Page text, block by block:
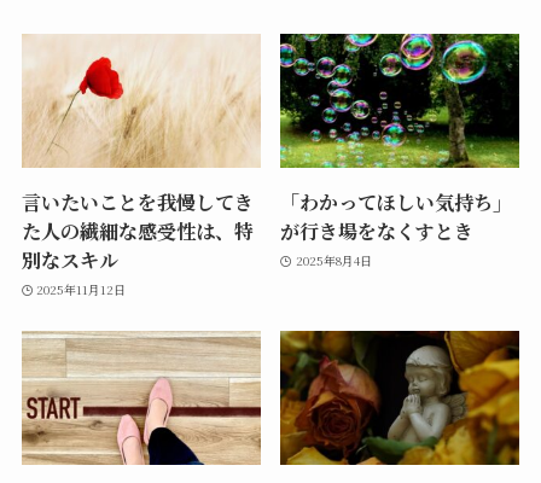
言いたいことを我慢してき
た人の繊細な感受性は、特
別なスキル
2025年11月12日
「わかってほしい気持ち」
が行き場をなくすとき
2025年8月4日